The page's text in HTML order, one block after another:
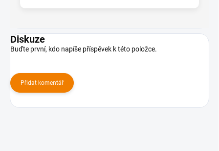
Diskuze
Buďte první, kdo napíše příspěvek k této položce.
Přidat komentář